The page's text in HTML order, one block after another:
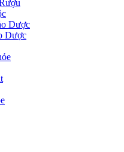
Dược
Dược